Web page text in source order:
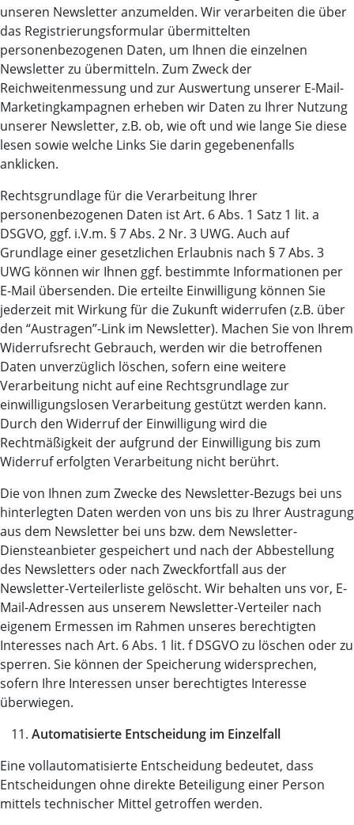
unseren Newsletter anzumelden. Wir verarbeiten die über
das Registrierungsformular übermittelten
personenbezogenen Daten, um Ihnen die einzelnen
Newsletter zu übermitteln. Zum Zweck der
Reichweitenmessung und zur Auswertung unserer E-Mail-
Marketingkampagnen erheben wir Daten zu Ihrer Nutzung
unserer Newsletter, z.B. ob, wie oft und wie lange Sie diese
lesen sowie welche Links Sie darin gegebenenfalls
anklicken.
Rechtsgrundlage für die Verarbeitung Ihrer
personenbezogenen Daten ist Art. 6 Abs. 1 Satz 1 lit. a
DSGVO, ggf. i.V.m. § 7 Abs. 2 Nr. 3 UWG. Auch auf
Grundlage einer gesetzlichen Erlaubnis nach § 7 Abs. 3
UWG können wir Ihnen ggf. bestimmte Informationen per
E-Mail übersenden. Die erteilte Einwilligung können Sie
jederzeit mit Wirkung für die Zukunft widerrufen (z.B. über
den “Austragen”-Link im Newsletter). Machen Sie von Ihrem
Widerrufsrecht Gebrauch, werden wir die betroffenen
Daten unverzüglich löschen, sofern eine weitere
Verarbeitung nicht auf eine Rechtsgrundlage zur
einwilligungslosen Verarbeitung gestützt werden kann.
Durch den Widerruf der Einwilligung wird die
Rechtmäßigkeit der aufgrund der Einwilligung bis zum
Widerruf erfolgten Verarbeitung nicht berührt.
Die von Ihnen zum Zwecke des Newsletter-Bezugs bei uns
hinterlegten Daten werden von uns bis zu Ihrer Austragung
aus dem Newsletter bei uns bzw. dem Newsletter-
Diensteanbieter gespeichert und nach der Abbestellung
des Newsletters oder nach Zweckfortfall aus der
Newsletter-Verteilerliste gelöscht. Wir behalten uns vor, E-
Mail-Adressen aus unserem Newsletter-Verteiler nach
eigenem Ermessen im Rahmen unseres berechtigten
Interesses nach Art. 6 Abs. 1 lit. f DSGVO zu löschen oder zu
sperren. Sie können der Speicherung widersprechen,
sofern Ihre Interessen unser berechtigtes Interesse
überwiegen.
Automatisierte Entscheidung im Einzelfall
Eine vollautomatisierte Entscheidung bedeutet, dass
Entscheidungen ohne direkte Beteiligung einer Person
mittels technischer Mittel getroffen werden.